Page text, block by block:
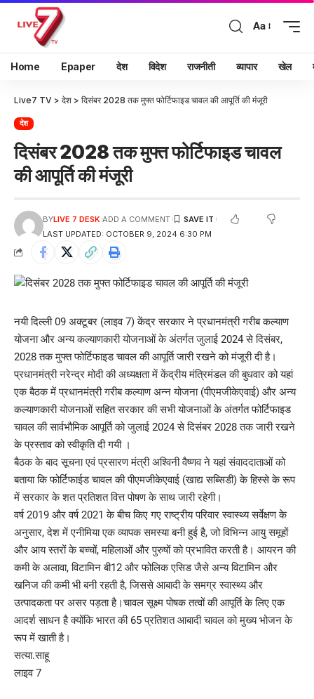
Aa
Home Epaper देश विदेश राजनीती व्यापार खेल
Live7 TV > देश > दिसंबर 2028 तक मुफ्त फोर्टिफाइड चावल की आपूर्ति की मंजूरी
देश
दिसंबर 2028 तक मुफ्त फोर्टिफाइड चावल
की आपूर्ति की मंजूरी
LAST UPDATED: OCTOBER 9, 2024 6:30 PM
BYLIVE 7 DESK ADD A COMMENT
नयी दिल्ली 09 अक्टूबर (लाइव 7) केंद्र सरकार ने प्रधानमंत्री गरीब कल्याण
योजना और अन्य कल्याणकारी योजनाओं के अंतर्गत जुलाई 2024 से दिसंबर,
2028 तक मुफ्त फोर्टिफाइड चावल की आपूर्ति जारी रखने को मंजूरी दी है।
प्रधानमंत्री नरेन्द्र मोदी की अध्यक्षता में केंद्रीय मंत्रिमंडल की बुधवार को यहां
एक बैठक में प्रधानमंत्री गरीब कल्याण अन्न योजना (पीएमजीकेएवाई) और अन्य
कल्याणकारी योजनाओं सहित सरकार की सभी योजनाओं के अंतर्गत फोर्टिफाइड
चावल की सार्वभौमिक आपूर्ति को जुलाई 2024 से दिसंबर 2028 तक जारी रखने
के प्रस्ताव को स्वीकृति दी गयी ।
बैठक के बाद सूचना एवं प्रसारण मंत्री अश्विनी वैष्णव ने यहां संवाददाताओं को
बताया कि फोर्टिफाईड चावल की पीएमजीकेएवाई (खाद्य सब्सिडी) के हिस्से के रूप
में सरकार के शत प्रतिशत वित्त पोषण के साथ जारी रहेगी।
वर्ष 2019 और वर्ष 2021 के बीच किए गए राष्ट्रीय परिवार स्वास्थ्य सर्वेक्षण के
अनुसार, देश में एनीमिया एक व्यापक समस्या बनी हुई है, जो विभिन्न आयु समूहों
और आय स्तरों के बच्चों, महिलाओं और पुरुषों को प्रभावित करती है। आयरन की
कमी के अलावा, विटामिन बी12 और फोलिक एसिड जैसे अन्य विटामिन और
खनिज की कमी भी बनी रहती है, जिससे आबादी के समग्र स्वास्थ्य और
उत्पादकता पर असर पड़ता है।चावल सूक्ष्म पोषक तत्वों की आपूर्ति के लिए एक
आदर्श साधन है क्योंकि भारत की 65 प्रतिशत आबादी चावल को मुख्य भोजन के
रूप में खाती है।
सत्या.साहू
लाइव 7